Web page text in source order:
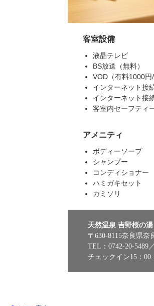
客室設備
液晶テレビ
BS放送（無料）
VOD（有料1000円/
インターネット接
インターネット接
客室内セーフティ
アメニティ
ボディーソープ
シャンプー
コンディショナー
ハミガキセット
カミソリ
天然温泉 吉野桜の
〒630-8115奈良県奈
TEL：0742-20-5489
チェックイン15：